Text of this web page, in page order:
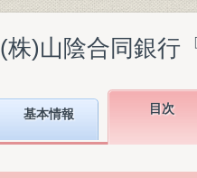
(株)山陰合同銀行
基本情報 目次